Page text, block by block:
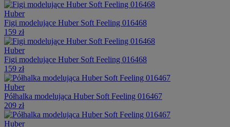
Huber
Figi modelujące Huber Soft Feeling 016468
159 zł
Huber
Figi modelujące Huber Soft Feeling 016468
159 zł
Huber
Półhalka modelująca Huber Soft Feeling 016467
209 zł
Huber